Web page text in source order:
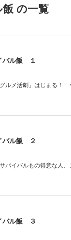
の一覧
バル飯 １
ルメ活劇」はじまる！
バル飯 ２
バイバルもの得意な人
バル飯 ３